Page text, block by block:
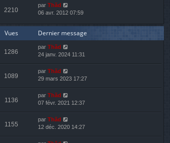
2210
par Thãd
06 avr. 2012 07:59
Vues Dernier message
1286
par Thãd
24 janv. 2024 11:31
1089
par Thãd
29 mars 2023 17:27
1136
par Thãd
07 févr. 2021 12:37
1155
par Thãd
12 déc. 2020 14:27